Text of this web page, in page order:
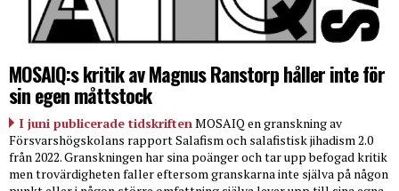
MOSAIQ:s kritik av Magnus Ranstorp håller inte för
sin egen måttstock
I juni publicerade tidskriften MOSAIQ en granskning av
Försvarshögskolans rapport Salafism och salafistisk jihadism 2.0
från 2022. Granskningen har sina poänger och tar upp befogad kritik
men trovärdigheten faller eftersom granskarna inte själva på någon